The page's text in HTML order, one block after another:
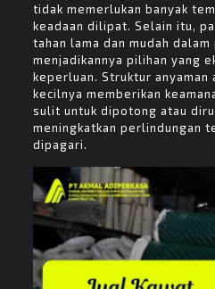
tidak memerlukan banyak
keadaan dilipat. Selain itu,
tahan lama dan mudah
menjadikannya pilihan yang
keperluan. Struktur anyaman
kecilnya memberikan
sulit untuk dipotong atau
meningkatkan perlindungan
dipagari.